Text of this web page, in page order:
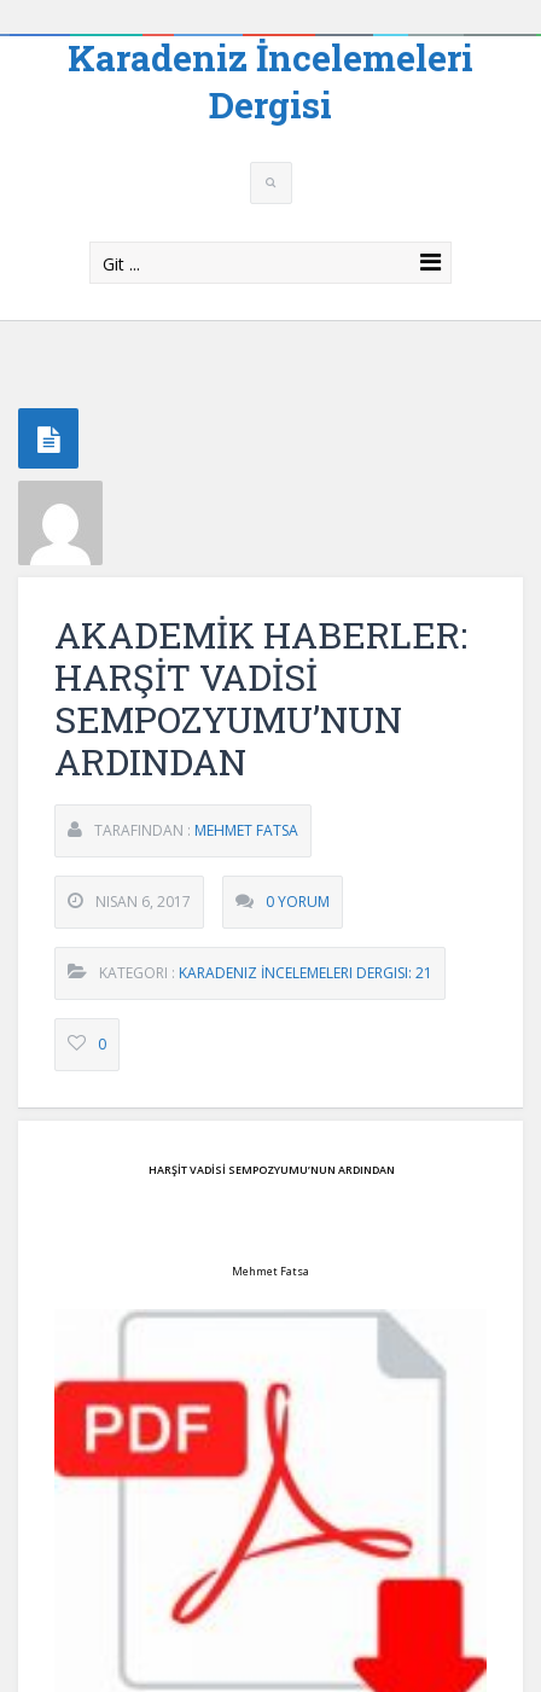
Karadeniz İncelemeleri
Dergisi
Git ...
AKADEMİK HABERLER:
HARŞİT VADİSİ
SEMPOZYUMU’NUN
ARDINDAN
TARAFINDAN : MEHMET FATSA
NISAN 6, 2017 0 YORUM
KATEGORI : KARADENIZ İNCELEMELERI DERGISI: 21
0
HARŞİT VADİSİ SEMPOZYUMU’NUN ARDINDAN
Mehmet Fatsa